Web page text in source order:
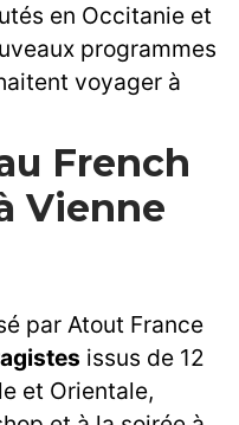
en Occitanie et
programmes
voyager à
French
Vienne
par Atout France
issus de 12
et Orientale,